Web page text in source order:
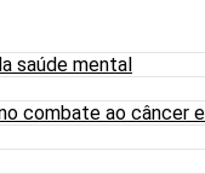
saúde mental
combate ao câncer